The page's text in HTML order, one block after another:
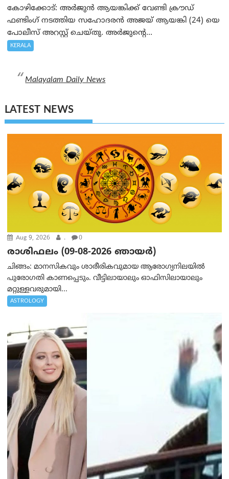
കോഴിക്കോട്: അർജുൻ ആയങ്കിക്ക് വേണ്ടി ക്രൗഡ്
ഫണ്ടിംഗ് നടത്തിയ സഹോദരന്‍ അജയ് ആയങ്കി (24) യെ
പോലീസ് അറസ്റ്റ് ചെയ്തു. അർജുന്റെ...
KERALA
Malayalam Daily News
LATEST NEWS
Aug 9, 2026 . 0
രാശിഫലം (09-08-2026 ഞായര്‍)
ചിങ്ങം: മാനസികവും ശാരീരികവുമായ ആരോഗ്യനിലയിൽ
പുരോഗതി കാണപ്പെടും. വീട്ടിലായാലും ഓഫിസിലായാലും
മറ്റുള്ളവരുമായി...
ASTROLOGY